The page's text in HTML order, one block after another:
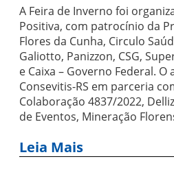
A Feira de Inverno foi
Positiva, com patrocínio da
Flores da Cunha, Circulo
Galiotto, Panizzon, CSG,
e Caixa – Governo Federal. O
Consevitis-RS em parceria
Colaboração 4837/2022,
de Eventos, Mineração
Leia Mais